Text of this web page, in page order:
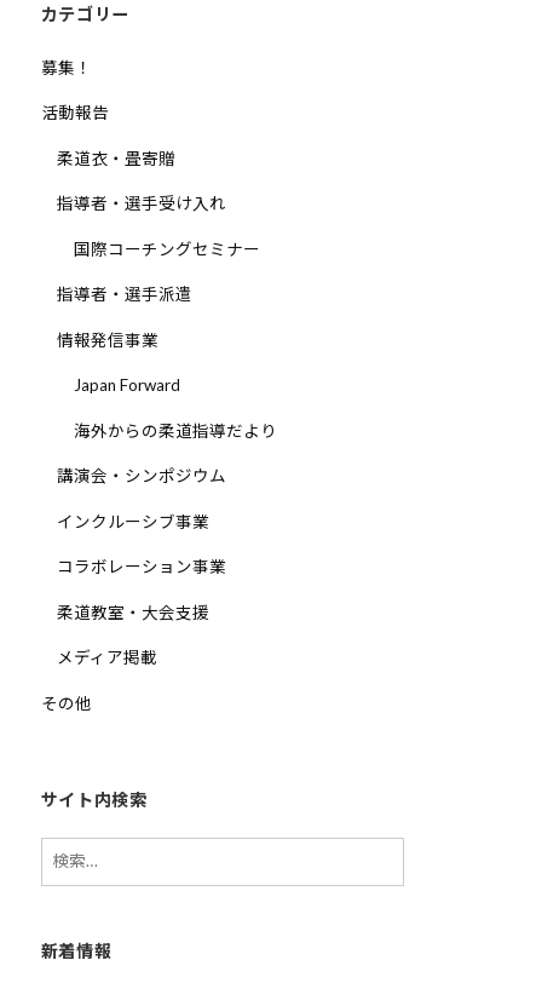
ン
カテゴリー
募集！
活動報告
柔道衣・畳寄贈
指導者・選手受け入れ
国際コーチングセミナー
指導者・選手派遣
情報発信事業
Japan Forward
海外からの柔道指導だより
講演会・シンポジウム
インクルーシブ事業
コラボレーション事業
柔道教室・大会支援
メディア掲載
その他
サイト内検索
検
索:
新着情報